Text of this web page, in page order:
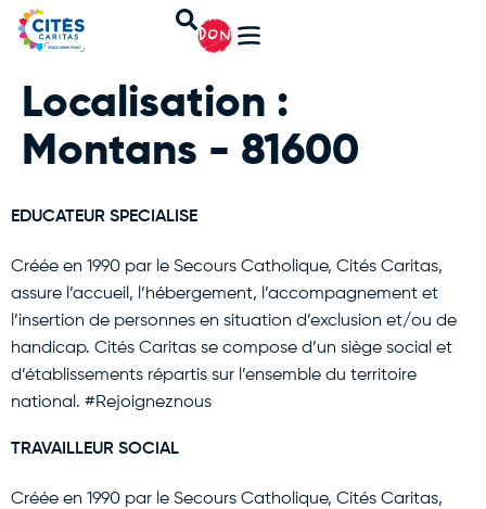
DON
Localisation :
Montans - 81600
EDUCATEUR SPECIALISE
Créée en 1990 par le Secours Catholique, Cités Caritas,
assure l’accueil, l’hébergement, l’accompagnement et
l’insertion de personnes en situation d’exclusion et/ou de
handicap. Cités Caritas se compose d’un siège social et
d’établissements répartis sur l’ensemble du territoire
national. #Rejoigneznous
TRAVAILLEUR SOCIAL
Créée en 1990 par le Secours Catholique, Cités Caritas,